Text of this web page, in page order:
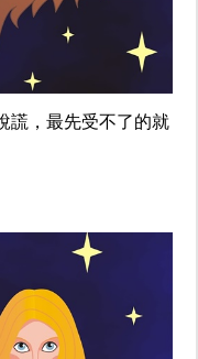
謊，最先受不了的就